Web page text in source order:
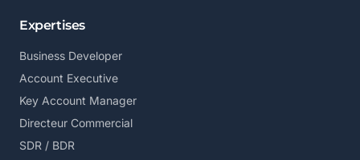
Expertises
Business Developer
Account Executive
Key Account Manager
Directeur Commercial
SDR / BDR